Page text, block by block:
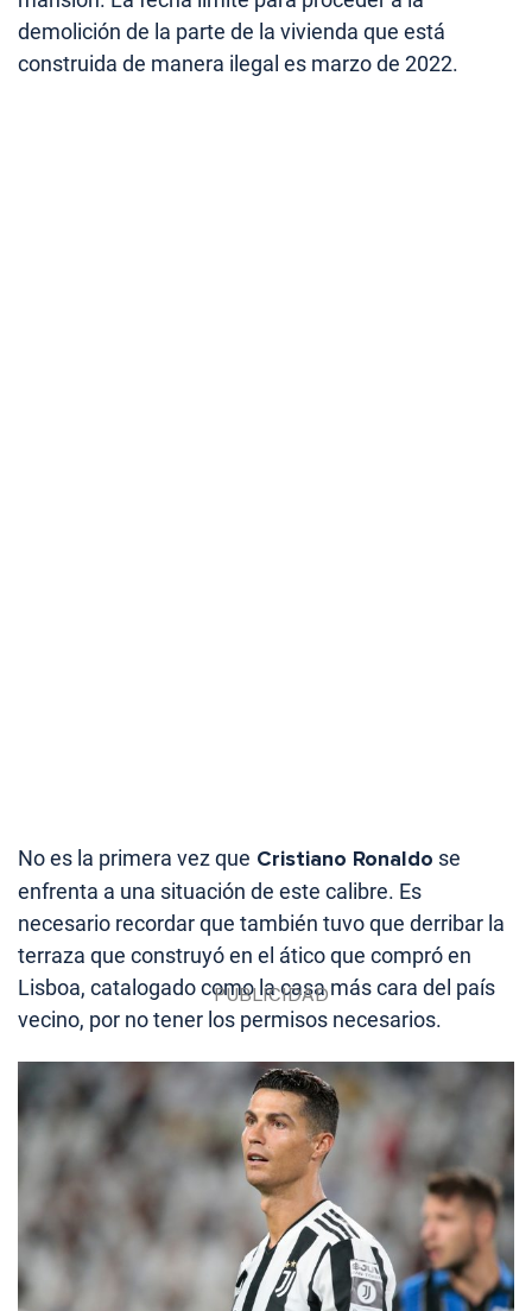
demolición de la parte de la vivienda que está
construida de manera ilegal es marzo de 2022.
No es la primera vez que Cristiano Ronaldo se
enfrenta a una situación de este calibre. Es
necesario recordar que también tuvo que derribar la
terraza que construyó en el ático que compró en
Lisboa, catalogado como la casa más cara del país
vecino, por no tener los permisos necesarios.